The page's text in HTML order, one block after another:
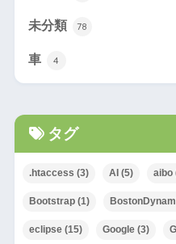
未分類 78
車 4
タグ
.htaccess (3) AI (5) aibo
Bootstrap(1)
eclipse(15) Google(3)